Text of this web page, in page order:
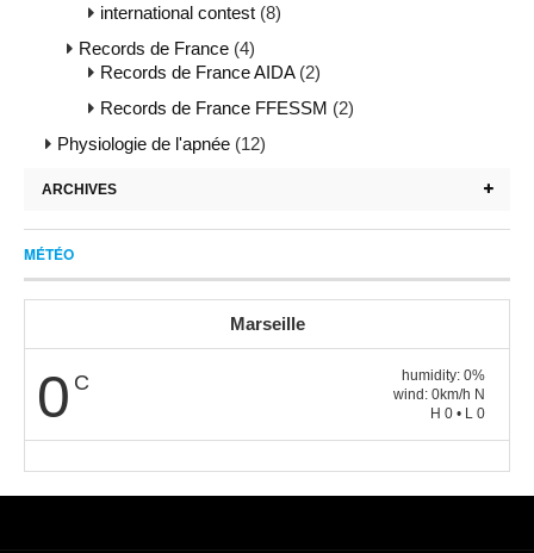
international contest (8)
Records de France (4)
Records de France AIDA(2)
Records de France FFESSM (2)
Physiologie de l'apnée (12)
ARCHIVES
MÉTÉO
Marseille
0 C
humidity: 0%
wind: 0km/h N
H 0 • L 0